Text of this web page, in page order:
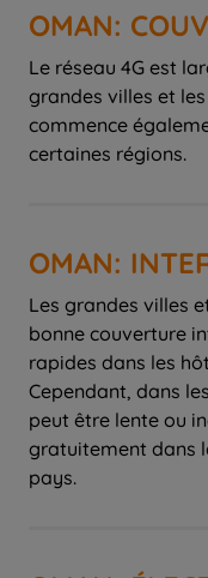
OMAN:
Le réseau 4G est
grandes villes et
commence
certaines régions.
OMAN:
Les grandes villes
bonne couverture
rapides dans les
Cependant, dans
peut être lente ou
gratuitement dans
pays.